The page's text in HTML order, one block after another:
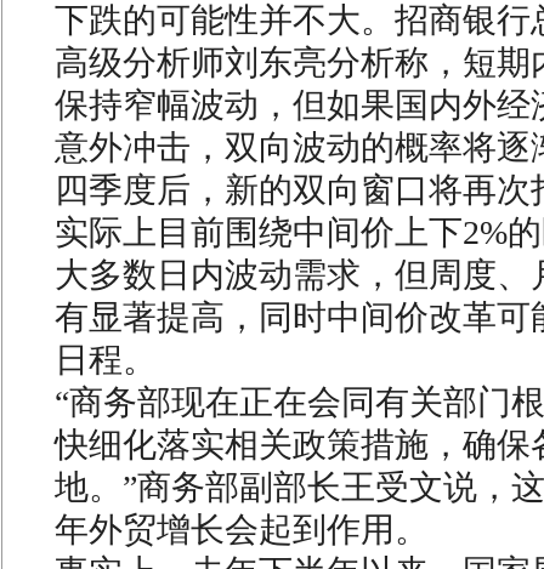
下跌的可能性并不大。招商银行
高级分析师刘东亮分析称，短期
保持窄幅波动，但如果国内外经
意外冲击，双向波动的概率将逐
四季度后，新的双向窗口将再
实际上目前围绕中间价上下2%
大多数日内波动需求，但周度、
有显著提高，同时中间价改革可
日程。
“商务部现在正在会同有关部门
快细化落实相关政策措施，确保
地。”商务部副部长王受文说，
年外贸增长会起到作用。